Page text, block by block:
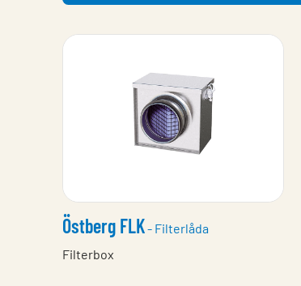
Östberg FLK- Filterlåda
Filterbox